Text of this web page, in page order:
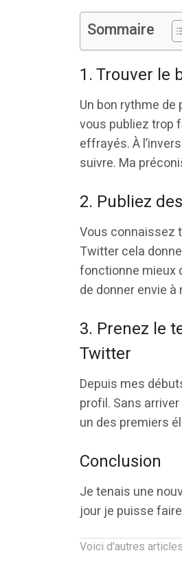
Sommaire
1. Trouver le
Un bon rythme
vous publiez trop
effrayés. À
suivre. Ma
2. Publiez
Vous connaissez
Twitter cela
fonctionne mieux
de donner envie
3. Prenez le
Twitter
Depuis mes
profil. Sans
un des premiers
Conclusion
Je tenais une
jour je puisse
Voici d'autres